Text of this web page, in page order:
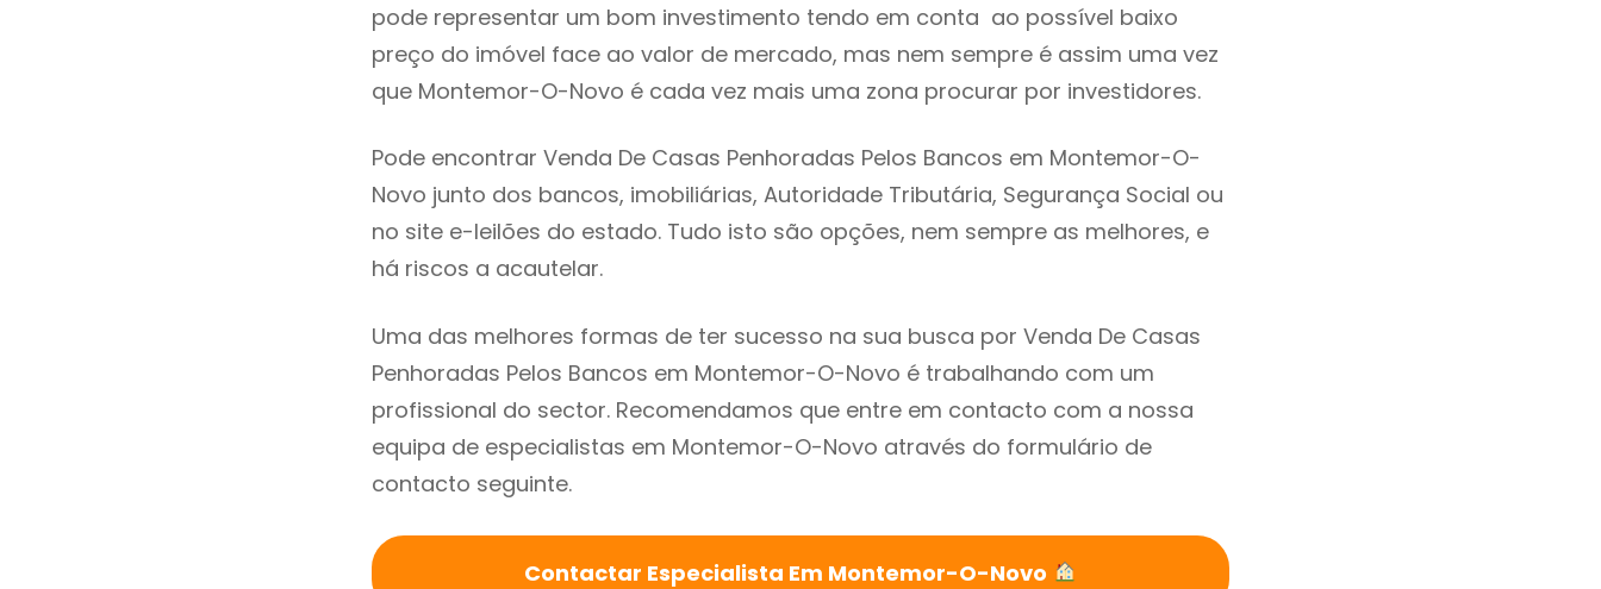
pode representar um bom investimento tendo em conta ao possível baixo
preço do imóvel face ao valor de mercado, mas nem sempre é assim uma vez
que Montemor-O-Novo é cada vez mais uma zona procurar por investidores.
Pode encontrar Venda De Casas Penhoradas Pelos Bancos em Montemor-O-
Novo junto dos bancos, imobiliárias, Autoridade Tributária, Segurança Social ou
no site e-leilões do estado. Tudo isto são opções, nem sempre as melhores, e
há riscos a acautelar.
Uma das melhores formas de ter sucesso na sua busca por Venda De Casas
Penhoradas Pelos Bancos em Montemor-O-Novo é trabalhando com um
profissional do sector. Recomendamos que entre em contacto com a nossa
equipa de especialistas em Montemor-O-Novo através do formulário de
contacto seguinte.
Contactar Especialista Em Montemor-O-Novo